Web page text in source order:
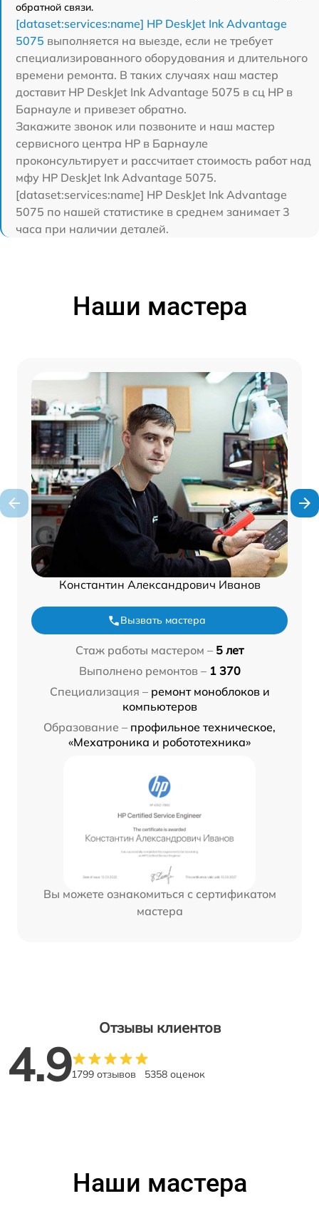
обратной связи.
[dataset:services:name] HP DeskJet Ink Advantage
5075 выполняется на выезде, если не требует
специализированного оборудования и длительного
времени ремонта. В таких случаях наш мастер
доставит HP DeskJet Ink Advantage 5075 в сц HP в
Барнауле и привезет обратно.
Закажите звонок или позвоните и наш мастер
сервисного центра HP в Барнауле
проконсультирует и рассчитает стоимость работ над
мфу HP DeskJet Ink Advantage 5075.
[dataset:services:name] HP DeskJet Ink Advantage
5075 по нашей статистике в среднем занимает 3
часа при наличии деталей.
Наши мастера
Константин Александрович Иванов
Вызвать мастера
Стаж работы мастером – 5 лет
Выполнено ремонтов – 1 370
Специализация – ремонт моноблоков и
компьютеров
Образование – профильное техническое,
«Мехатроника и робототехника»
Вы можете ознакомиться с сертификатом
мастера
Отзывы клиентов
4.91799 отзывов 5358 оценок
Наши мастера